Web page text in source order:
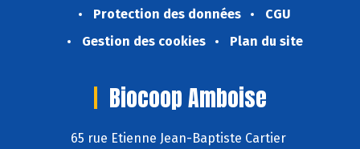
Protection des données
CGU
Gestion des cookies
Plan du site
Biocoop Amboise
65 rue Etienne Jean-Baptiste Cartier